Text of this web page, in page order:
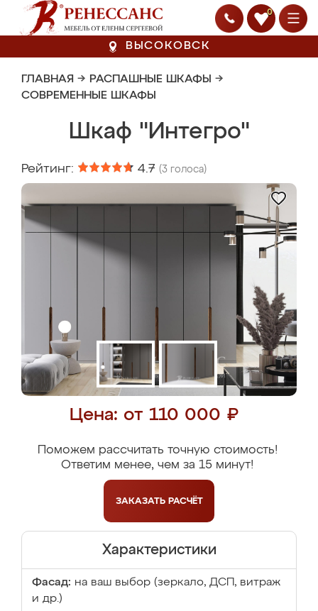
0
ВЫСОКОВСК
ГЛАВНАЯ → РАСПАШНЫЕ ШКАФЫ →
СОВРЕМЕННЫЕ ШКАФЫ
Шкаф "Интегро"
Рейтинг: 4.7 (3 голоса)
Цена: от 110 000 ₽
Поможем рассчитать точную стоимость!
Ответим менее, чем за 15 минут!
ЗАКАЗАТЬ РАСЧЁТ
Характеристики
Фасад: на ваш выбор (зеркало, ДСП, витраж
и др.)